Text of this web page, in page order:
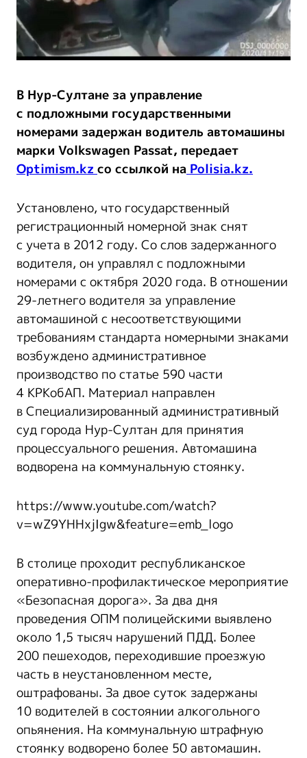
В Нур-Султане за управление
с подложными государственными
номерами задержан водитель автомашины
марки Volkswagen Passat, передает
Optimism.kz со ссылкой на Polisia.kz.
Установлено, что государственный
регистрационный номерной знак снят
с учета в 2012 году. Со слов задержанного
водителя, он управлял с подложными
номерами с октября 2020 года. В отношении
29-летнего водителя за управление
автомашиной с несоответствующими
требованиям стандарта номерными знаками
возбуждено административное
производство по статье 590 части
4 КРКобАП. Материал направлен
в Специализированный административный
суд города Нур-Султан для принятия
процессуального решения. Автомашина
водворена на коммунальную стоянку.
https://www.youtube.com/watch?
v=wZ9YHHxjIgw&feature=emb_logo
В столице проходит республиканское
оперативно-профилактическое мероприятие
«Безопасная дорога». За два дня
проведения ОПМ полицейскими выявлено
около 1,5 тысяч нарушений ПДД. Более
200 пешеходов, переходившие проезжую
часть в неустановленном месте,
оштрафованы. За двое суток задержаны
10 водителей в состоянии алкогольного
опьянения. На коммунальную штрафную
стоянку водворено более 50 автомашин.